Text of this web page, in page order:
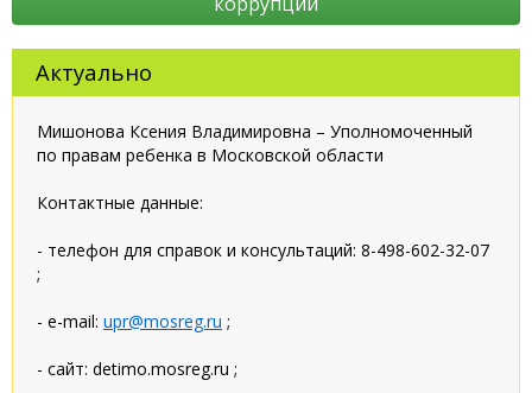
Актуально
Мишонова Ксения Владимировна – Уполномоченный
по правам ребенка в Московской области
Контактные данные:
- телефон для справок и консультаций: 8-498-602-32-07
;
- e-mail: upr@mosreg.ru ;
- сайт: detimo.mosreg.ru ;